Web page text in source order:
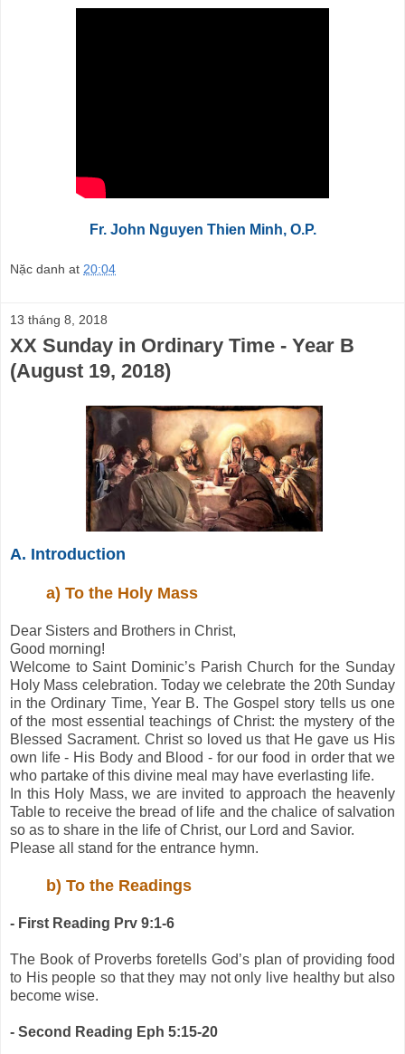
Fr. John Nguyen Thien Minh, O.P.
Nặc danh at 20:04
13 tháng 8, 2018
XX Sunday in Ordinary Time - Year B
(August 19, 2018)
A. Introduction
a) To the Holy Mass
Dear Sisters and Brothers in Christ,
Good morning!
Welcome to Saint Dominic’s Parish Church for the Sunday
Holy Mass celebration. Today we celebrate the 20th Sunday
in the Ordinary Time, Year B. The Gospel story tells us one
of the most essential teachings of Christ: the mystery of the
Blessed Sacrament. Christ so loved us that He gave us His
own life - His Body and Blood - for our food in order that we
who partake of this divine meal may have everlasting life.
In this Holy Mass, we are invited to approach the heavenly
Table to receive the bread of life and the chalice of salvation
so as to share in the life of Christ, our Lord and Savior.
Please all stand for the entrance hymn.
b) To the Readings
- First Reading Prv 9:1-6
The Book of Proverbs foretells God’s plan of providing food
to His people so that they may not only live healthy but also
become wise.
- Second Reading Eph 5:15-20